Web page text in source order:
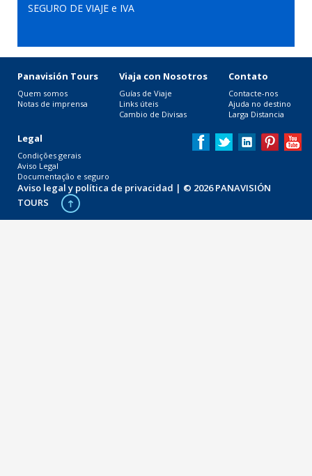
SEGURO DE VIAJE e IVA
Panavisión Tours
Quem somos
Notas de imprensa
Viaja con Nosotros
Guías de Viaje
Links úteis
Cambio de Divisas
Contato
Contacte-nos
Ajuda no destino
Larga Distancia
Legal
Condições gerais
Aviso Legal
Documentação e seguro
Aviso legal y política de privacidad | © 2026 PANAVISIÓN
TOURS